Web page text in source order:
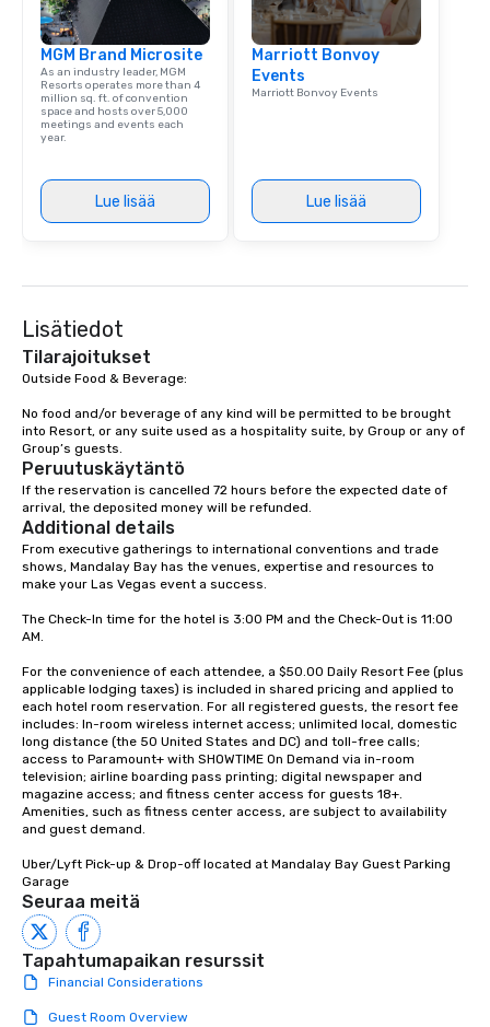
MGM Brand Microsite
As an industry leader, MGM
Resorts operates more than 4
million sq. ft. of convention
space and hosts over 5,000
meetings and events each
year.
Lue lisää
Marriott Bonvoy
Events
Marriott Bonvoy Events
Lue lisää
Lisätiedot
Tilarajoitukset
Outside Food & Beverage:
No food and/or beverage of any kind will be permitted to be brought
into Resort, or any suite used as a hospitality suite, by Group or any of
Group’s guests.
Peruutuskäytäntö
If the reservation is cancelled 72 hours before the expected date of
arrival, the deposited money will be refunded.
Additional details
From executive gatherings to international conventions and trade
shows, Mandalay Bay has the venues, expertise and resources to
make your Las Vegas event a success.
The Check-In time for the hotel is 3:00 PM and the Check-Out is 11:00
AM.
For the convenience of each attendee, a $50.00 Daily Resort Fee (plus
applicable lodging taxes) is included in shared pricing and applied to
each hotel room reservation. For all registered guests, the resort fee
includes: In-room wireless internet access; unlimited local, domestic
long distance (the 50 United States and DC) and toll-free calls;
access to Paramount+ with SHOWTIME On Demand via in-room
television; airline boarding pass printing; digital newspaper and
magazine access; and fitness center access for guests 18+.
Amenities, such as fitness center access, are subject to availability
and guest demand.
Uber/Lyft Pick-up & Drop-off located at Mandalay Bay Guest Parking
Garage
Seuraa meitä
Tapahtumapaikan resurssit
Financial Considerations
Guest Room Overview